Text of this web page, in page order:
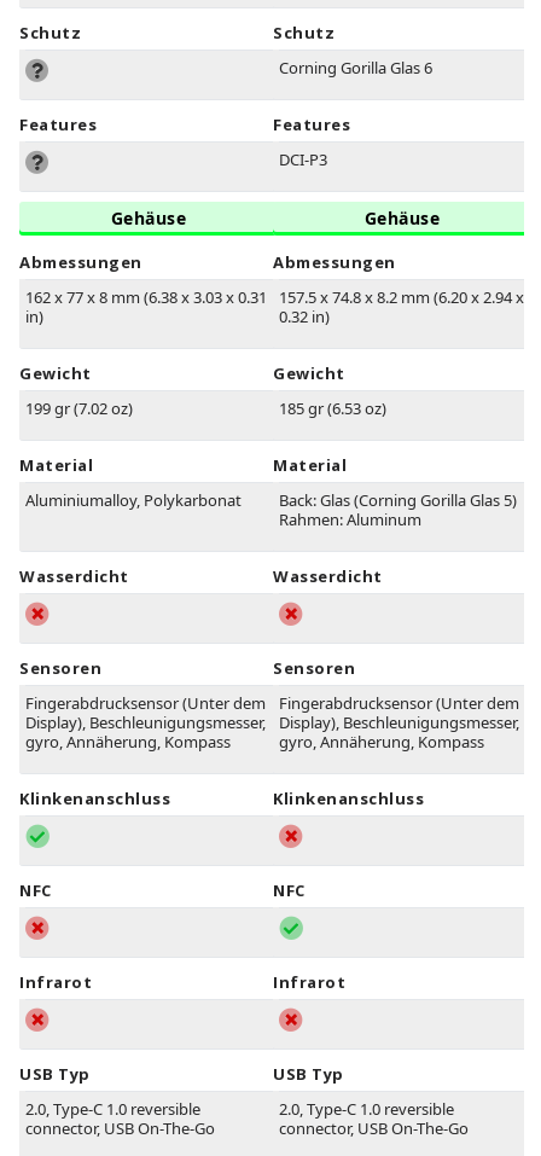
Schutz
Features
Gehäuse
Abmessungen
162 x 77 x 8 mm (6.38 x 3.03 x 0.31
in)
Gewicht
199 gr (7.02 oz)
Material
Aluminiumalloy, Polykarbonat
Wasserdicht
Sensoren
Fingerabdrucksensor (Unter dem
Display), Beschleunigungsmesser,
gyro, Annäherung, Kompass
Klinkenanschluss
NFC
Infrarot
USB Typ
2.0, Type-C 1.0 reversible
connector, USB On-The-Go
Schutz
Corning Gorilla Glas 6
Features
DCI-P3
Gehäuse
Abmessungen
157.5 x 74.8 x 8.2 mm (6.20 x 2.94 x
0.32 in)
Gewicht
185 gr (6.53 oz)
Material
Back: Glas (Corning Gorilla Glas 5)
Rahmen: Aluminum
Wasserdicht
Sensoren
Fingerabdrucksensor (Unter dem
Display), Beschleunigungsmesser,
gyro, Annäherung, Kompass
Klinkenanschluss
NFC
Infrarot
USB Typ
2.0, Type-C 1.0 reversible
connector, USB On-The-Go